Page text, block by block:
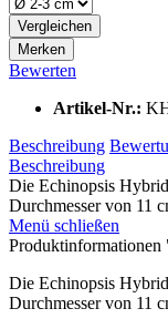
Vergleichen
Merken
Bewerten
Artikel-Nr.:
Beschreibung
Beschreibung
Die Echinopsis
Durchmesser von 11
Menü schließen
Die Echinopsis
Durchmesser von 11